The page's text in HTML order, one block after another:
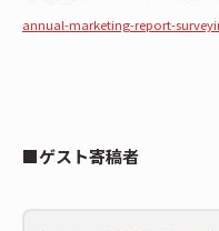
annual-marketing-report-
■ゲスト寄稿者